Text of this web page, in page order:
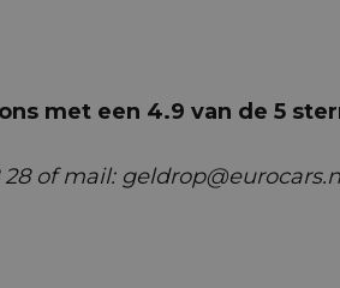
met een 4.9 van de 5
of mail: